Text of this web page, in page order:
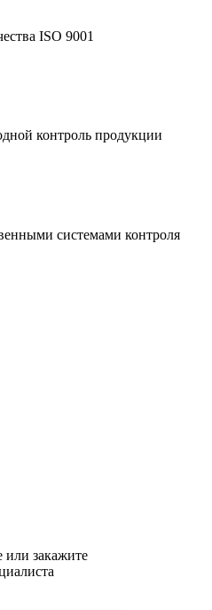
ISO 9001
контроль продукции
системами контроля
или закажите